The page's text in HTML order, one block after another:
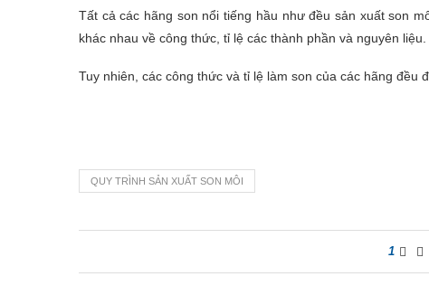
Tất cả các hãng son nổi tiếng hầu như đều sản xuất son
khác nhau về công thức, tỉ lệ các thành phần và nguyên liệu.
Tuy nhiên, các công thức và tỉ lệ làm son của các hãng
QUY TRÌNH SẢN XUẤT SON MÔI
1